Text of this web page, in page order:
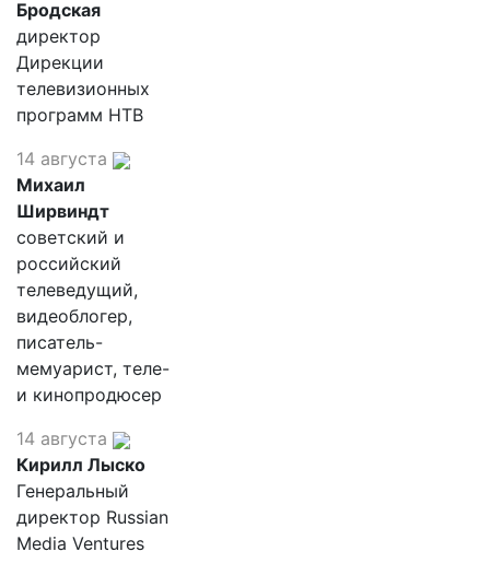
Бродская
директор
Дирекции
телевизионных
программ НТВ
14 августа
Михаил
Ширвиндт
советский и
российский
телеведущий,
видеоблогер,
писатель-
мемуарист, теле-
и кинопродюсер
14 августа
Кирилл Лыско
Генеральный
директор Russian
Media Ventures